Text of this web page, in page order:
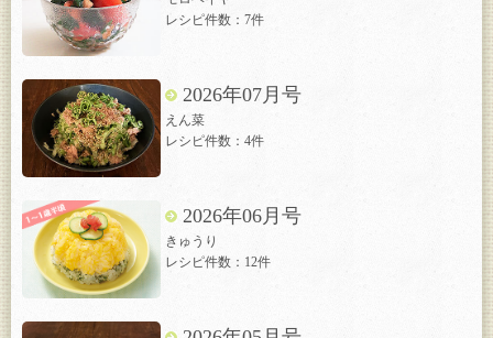
レシピ件数：7件
2026年07月号
えん菜
レシピ件数：4件
2026年06月号
きゅうり
レシピ件数：12件